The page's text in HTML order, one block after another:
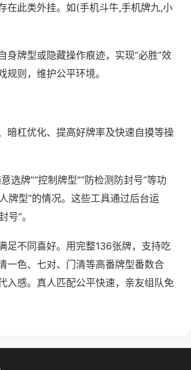
在此类外挂。如(手机斗牛,手机牌九,小
牌型或隐藏操作痕迹，实现“必胜”效
则，维护公平环境。
暗杠优化、提高好牌率及快速自摸等操
选牌”“控制牌型”“防检测防封号”等功
牌型”的情况。这些工具通过后台运
”。
足不同喜好。用完整136张牌，支持吃
一色、七对、门清等高番牌型番数合
入感。真人匹配公平快速，亲友组队免